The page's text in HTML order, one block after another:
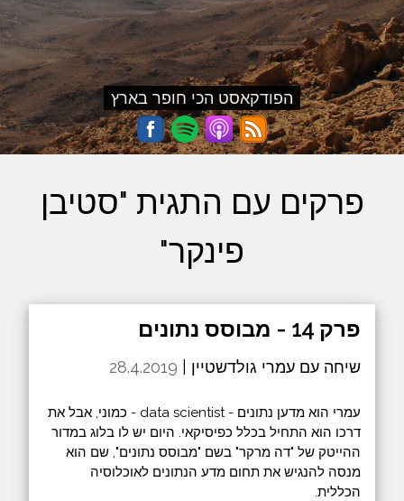
הפודקאסט הכי חופר בארץ
פרקים עם התגית "סטיבן
פינקר"
פרק 14 - מבוסס נתונים
שיחה עם עמרי גולדשטיין | 28.4.2019
עמרי הוא מדען נתונים - data scientist - כמוני, אבל את
דרכו הוא התחיל בכלל כפיסיקאי. היום יש לו בלוג במדור
ההייטק של "דה מרקר" בשם "מבוסס נתונים", שם הוא
מנסה להנגיש את תחום מדע הנתונים לאוכלוסיה
הכללית.